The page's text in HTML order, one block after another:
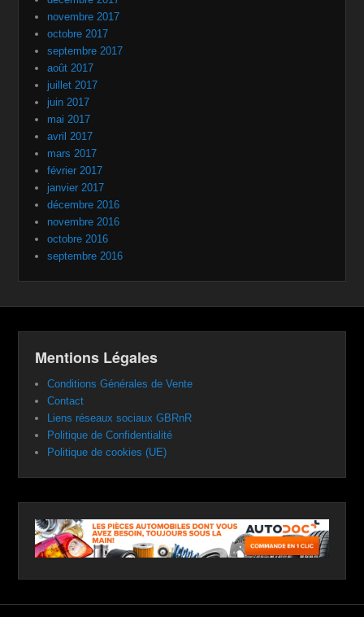
novembre 2017
octobre 2017
septembre 2017
août 2017
juillet 2017
juin 2017
mai 2017
avril 2017
mars 2017
février 2017
janvier 2017
décembre 2016
novembre 2016
octobre 2016
septembre 2016
Mentions Légales
Conditions Générales de Vente
Contact
Liens réseaux sociaux GBRnR
Politique de Confidentialité
Politique de cookies (UE)